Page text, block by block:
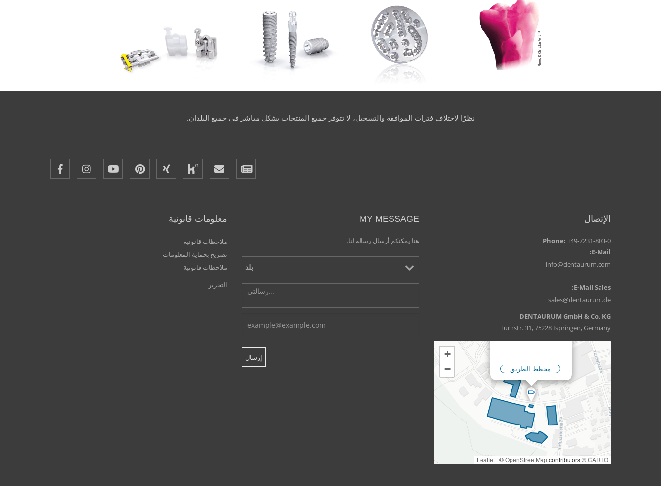
نظرًا لاختلاف فترات الموافقة والتسجيل، لا تتوفر جميع المنتجات بشكل مباشر في جميع البلدان.
معلومات قانونية
ملاحظات قانونية
تصريح بحماية المعلومات
ملاحظات قانونية
التحرير
MY MESSAGE
هنا يمكنكم أرسال رسالة لنا.
الإتصال
Phone: +49-7231-803-0
E-Mail:
info@dentaurum.com
E-Mail Sales:
sales@dentaurum.de
DENTAURUM GmbH & Co. KG
Turnstr. 31, 75228 Ispringen, Germany